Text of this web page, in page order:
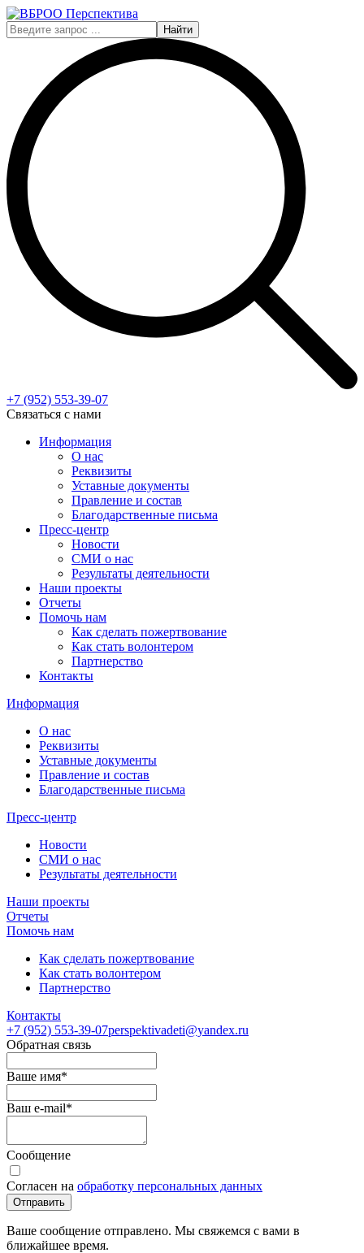
Найти
+7 (952) 553-39-07
Связаться с нами
Информация
О нас
Реквизиты
Уставные документы
Правление и состав
Благодарственные письма
Пресс-центр
Новости
СМИ о нас
Результаты деятельности
Наши проекты
Отчеты
Помочь нам
Как сделать пожертвование
Как стать волонтером
Партнерство
Контакты
Информация
О нас
Реквизиты
Уставные документы
Правление и состав
Благодарственные письма
Пресс-центр
Новости
СМИ о нас
Результаты деятельности
Наши проекты
Отчеты
Помочь нам
Как сделать пожертвование
Как стать волонтером
Партнерство
Контакты
+7 (952) 553-39-07perspektivadeti@yandex.ru
Обратная связь
Ваше имя*
Ваш e-mail*
Сообщение
Согласен на обработку персональных данных
Отправить
Ваше сообщение отправлено. Мы свяжемся с вами в
ближайшее время.